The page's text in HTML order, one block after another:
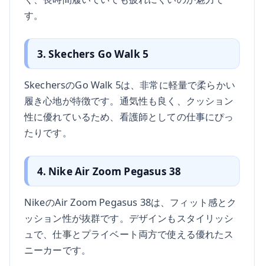
す。
3. Skechers Go Walk 5
SkechersのGo Walk 5は、非常に軽量で柔らかい
履き心地が特徴です。通気性も良く、クッション
性に優れているため、看護師としての仕事にぴっ
たりです。
4. Nike Air Zoom Pegasus 38
NikeのAir Zoom Pegasus 38は、フィット感とク
ッション性が抜群です。デザインもスタイリッシ
ュで、仕事とプライベート両方で使える優れたス
ニーカーです。